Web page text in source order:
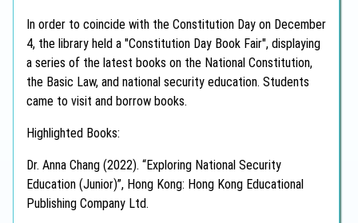
In order to coincide with the Constitution Day on December
4, the library held a "Constitution Day Book Fair", displaying
a series of the latest books on the National Constitution,
the Basic Law, and national security education. Students
came to visit and borrow books.
Highlighted Books:
Dr. Anna Chang (2022). “Exploring National Security
Education (Junior)”, Hong Kong: Hong Kong Educational
Publishing Company Ltd.